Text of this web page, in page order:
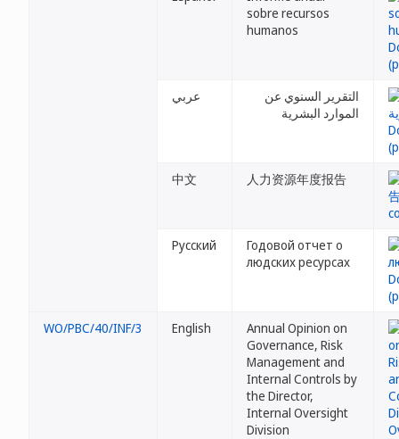
sobre recursos
humanos
عربي
التقرير السنوي عن
الموارد البشرية
中文 人力资源年度报告
Русский
Годовой отчет о
людских ресурсах
WO/PBC/40/INF/3 English
Annual Opinion on
Governance, Risk
Management and
Internal Controls by
the Director,
Internal Oversight
Division